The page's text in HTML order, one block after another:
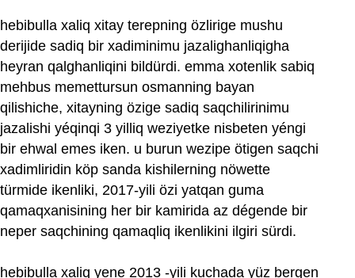
hebibulla xaliq xitay terepning özlirige mushu
derijide sadiq bir xadiminimu jazalighanliqigha
heyran qalghanliqini bildürdi. emma xotenlik sabiq
mehbus memettursun osmanning bayan
qilishiche, xitayning özige sadiq saqchilirinimu
jazalishi yéqinqi 3 yilliq weziyetke nisbeten yéngi
bir ehwal emes iken. u burun wezipe ötigen saqchi
xadimliridin köp sanda kishilerning nöwette
türmide ikenliki, 2017‏-yili özi yatqan guma
qamaqxanisining her bir kamirida az dégende bir
neper saqchining qamaqliq ikenlikini ilgiri sürdi.
hebibulla xaliq yene 2013 ‏-yili kuchada yüz bergen